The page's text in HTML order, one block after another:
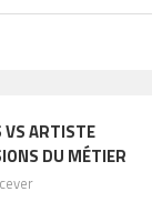
VS ARTISTE
DU MÉTIER